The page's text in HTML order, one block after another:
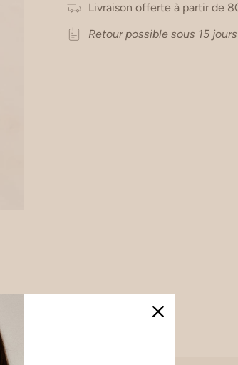
Livraison offerte à partir de
Retour possible sous 15 jours